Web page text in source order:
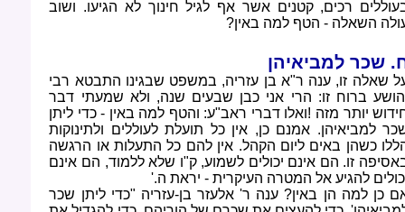
רכים, קטנים אשר אף לגיל חינוך לא הגיעו. ושוב
השאלה - הטף למה באין?
שכר למביאיהן
שאלה זו, ענה ר"א בן עזריה, במשפט שבגינו התבטא רבי
ברוח זו: הרי אני כבן שבעים שנה, ולא שמעתי דבר
יותר מזה !ואלו דברי ראב"ע: והטף למה באין - כדי ליתן
למביאיהן. אמנם כן, אין כל תועלת לעוללים ולתינוקות
כשהן באים ליום הקהל. אין להם כל התעלות או הרגשה
זו. הם אינם יכולים לשמוע, ק"ו שלא ללמוד, הם אינם
להגיע אל המטרה העיקרית - יראת ה'.
כן למה הן באין? ענה ר' אלעזר בן-עזריה "כדי ליתן שכר